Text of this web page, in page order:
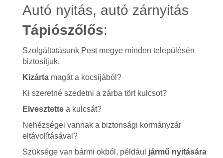
Autó nyitás, autó zárnyitás
Tápiószőlős:
Szolgáltatásunk Pest megye minden településén
biztosítjuk.
Kizártamagát a kocsijából?
Ki szeretné szedetni a zárba tört kulcsot?
Elvesztettea kulcsát?
Nehézségei vannak a biztonsági kormányzár
eltávolításával?
Szüksége van bármi okból, például jármű nyitására